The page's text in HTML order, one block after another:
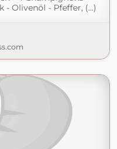
- Olivenöl - Pfeffer, (...)